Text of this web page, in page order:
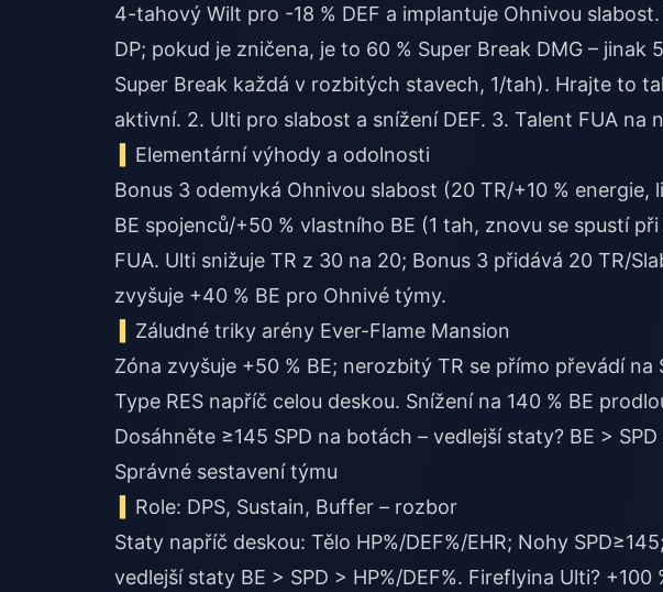
4-tahový Wilt pro -18 % DEF a implantuje Ohnivou
DP; pokud je zničena, je to 60 % Super Break DMG – jinak
Super Break každá v rozbitých stavech, 1/tah). Hrajte to
aktivní. 2. Ulti pro slabost a snížení DEF. 3. Talent FUA na
Elementární výhody a odolnosti
Bonus 3 odemyká Ohnivou slabost (20 TR/+10 % energie,
BE spojenců/+50 % vlastního BE (1 tah, znovu se spustí
FUA. Ulti snižuje TR z 30 na 20; Bonus 3 přidává 20 TR/
zvyšuje +40 % BE pro Ohnivé týmy.
Záludné triky arény Ever-Flame Mansion
Zóna zvyšuje +50 % BE; nerozbitý TR se přímo převádí na
Type RES napříč celou deskou. Snížení na 140 % BE
Dosáhněte ≥145 SPD na botách – vedlejší staty? BE >
Správné sestavení týmu
Role: DPS, Sustain, Buffer – rozbor
Staty napříč deskou: Tělo HP%/DEF%/EHR; Nohy
vedlejší staty BE > SPD > HP%/DEF%. Fireflyina Ulti?